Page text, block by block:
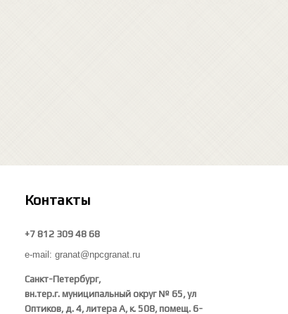
Контакты
+7 812 309 48 68
e-mail: granat@npcgranat.ru
Санкт-Петербург,
вн.тер.г. муниципальный округ № 65, ул
Оптиков, д. 4, литера А, к. 508, помещ. 6-